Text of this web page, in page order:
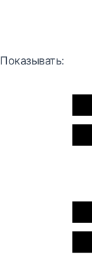
Показывать: